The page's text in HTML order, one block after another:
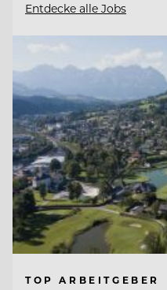
Entdecke alle Jobs
TOP ARBEITGEBER